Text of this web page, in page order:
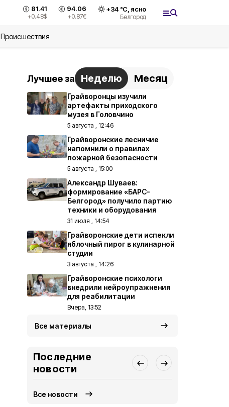
81.41
+0.48$
94.06
+0.87€
+34°С, ясно
Белгород
Происшествия
Лучшее за Неделю Месяц
Грайворонцы изучили
артефакты приходского
музея в Головчино
5 августа , 12:46
Грайворонские лесничие
напомнили о правилах
пожарной безопасности
5 августа , 15:00
Александр Шуваев:
формирование «БАРС-
Белгород» получило партию
техники и оборудования
31 июля , 14:54
Грайворонские дети испекли
яблочный пирог в кулинарной
студии
3 августа , 14:26
Грайворонские психологи
внедрили нейроупражнения
для реабилитации
Вчера, 13:52
Все материалы
Последние
новости
Все новости